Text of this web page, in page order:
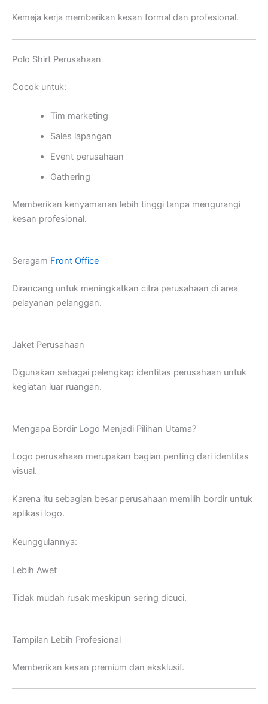
Kemeja kerja memberikan kesan formal dan profesional.
Polo Shirt Perusahaan
Cocok untuk:
Tim marketing
Sales lapangan
Event perusahaan
Gathering
Memberikan kenyamanan lebih tinggi tanpa mengurangi
kesan profesional.
Seragam Front Office
Dirancang untuk meningkatkan citra perusahaan di area
pelayanan pelanggan.
Jaket Perusahaan
Digunakan sebagai pelengkap identitas perusahaan untuk
kegiatan luar ruangan.
Mengapa Bordir Logo Menjadi Pilihan Utama?
Logo perusahaan merupakan bagian penting dari identitas
visual.
Karena itu sebagian besar perusahaan memilih bordir untuk
aplikasi logo.
Keunggulannya:
Lebih Awet
Tidak mudah rusak meskipun sering dicuci.
Tampilan Lebih Profesional
Memberikan kesan premium dan eksklusif.